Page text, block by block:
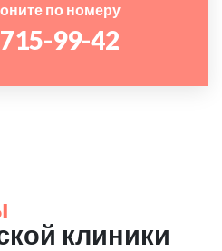
по номеру
99-42
клиники